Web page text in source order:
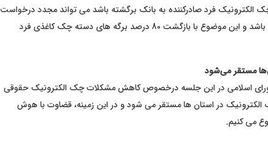
برگه های چک الکترونیک فرد صادرکننده به بانک برگشته باشد می تواند مجدد درخواست
دسته چک الکترونیکی خود را داشته باشد و این موضوع با بازگشت 80 درصد برگه های دسته چک کاغذی فرد
مستقر می‌شود
شورای اسلامی در این جلسه درخصوص کاهش مشکلات چک الکترونیک حقوقی
در استان ها مستقر می شود و در این زمینه، قضاوت با هوش
می کنیم.